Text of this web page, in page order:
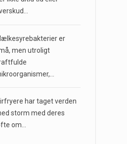
er
men utroligt
har taget verden
storm med deres
om…